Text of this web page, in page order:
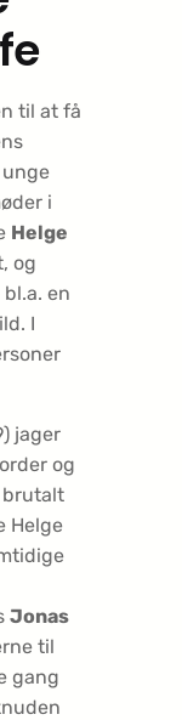
til at få
i
Helge
og
en
I
jager
og
brutalt
Helge
Jonas
til
gang